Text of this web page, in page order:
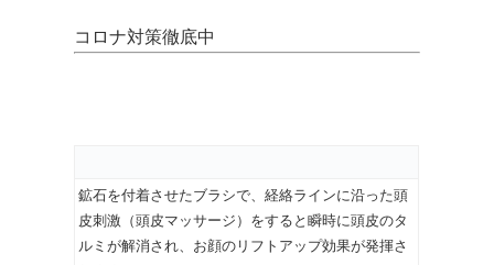
コロナ対策徹底中
鉱石を付着させたブラシで、経絡ラインに沿った頭
皮刺激（頭皮マッサージ）をすると瞬時に頭皮のタ
ルミが解消され、お顔のリフトアップ効果が発揮さ